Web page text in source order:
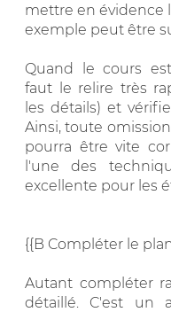
mettre en évidence
exemple peut être
Quand le cours
faut le relire très
les détails) et
Ainsi, toute
pourra être vite
l'une des
excellente pour les
{{B Compléter le
Autant compléter
détaillé. C'est un